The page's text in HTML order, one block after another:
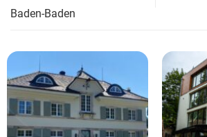
Baden-Baden